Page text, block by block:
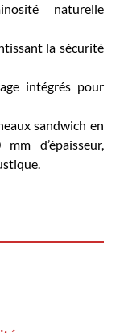
naturelle
la sécurité
intégrés pour
sandwich en
d’épaisseur,